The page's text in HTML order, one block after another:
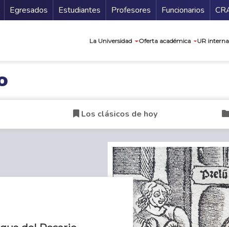
Secundario
Egresados Estudiantes Profesores Funcionarios
La Universidad Oferta académica UR
Los clásicos de hoy